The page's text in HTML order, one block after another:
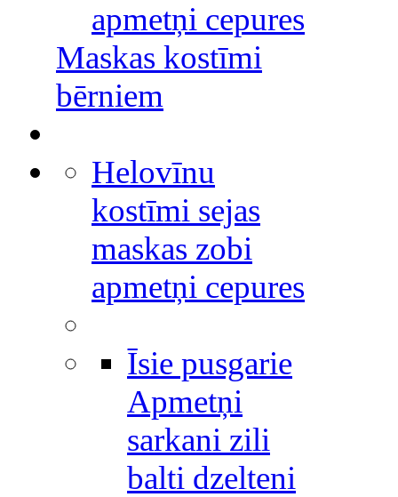
apmetņi cepures
Maskas kostīmi
bērniem
Helovīnu
kostīmi sejas
maskas zobi
apmetņi cepures
Īsie pusgarie
Apmetņi
sarkani zili
balti dzelteni